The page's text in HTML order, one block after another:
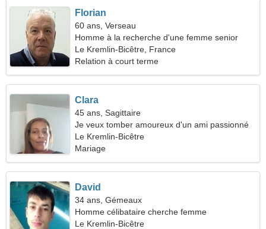
Florian
60 ans, Verseau
Homme à la recherche d'une femme senior
Le Kremlin-Bicêtre, France
Relation à court terme
Clara
45 ans, Sagittaire
Je veux tomber amoureux d'un ami passionné
Le Kremlin-Bicêtre
Mariage
David
34 ans, Gémeaux
Homme célibataire cherche femme
Le Kremlin-Bicêtre